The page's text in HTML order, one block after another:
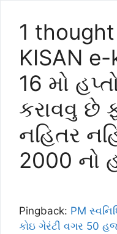
1 thought
KISAN
16 મો
કરાવવુ છે
નહિતર
2000 નો
Pingback: PM
કોઇ ગેરંટી વગર 50